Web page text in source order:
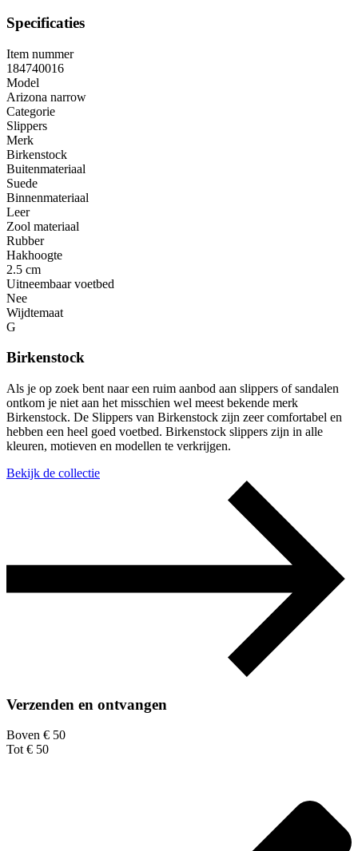
Specificaties
Item nummer
184740016
Model
Arizona narrow
Categorie
Slippers
Merk
Birkenstock
Buitenmateriaal
Suede
Binnenmateriaal
Leer
Zool materiaal
Rubber
Hakhoogte
2.5 cm
Uitneembaar voetbed
Nee
Wijdtemaat
G
Birkenstock
Als je op zoek bent naar een ruim aanbod aan slippers of sandalen
ontkom je niet aan het misschien wel meest bekende merk
Birkenstock. De Slippers van Birkenstock zijn zeer comfortabel en
hebben een heel goed voetbed. Birkenstock slippers zijn in alle
kleuren, motieven en modellen te verkrijgen.
Bekijk de collectie
Verzenden en ontvangen
Boven € 50
Tot € 50